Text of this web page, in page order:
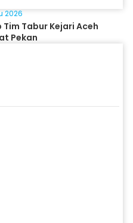
2026
Tabur Kejari Aceh
Pekan